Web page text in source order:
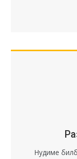
Нудиме